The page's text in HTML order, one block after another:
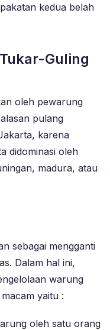
kedua belah
Guling
oleh pewarung
pulang
karena
didominasi oleh
madura, atau
sebagai mengganti
Dalam hal ini,
warung
yaitu :
oleh satu orang